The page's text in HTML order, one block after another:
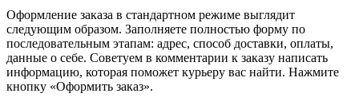
Оформление заказа в стандартном режиме выглядит
следующим образом. Заполняете полностью форму по
последовательным этапам: адрес, способ доставки, оплаты,
данные о себе. Советуем в комментарии к заказу написать
информацию, которая поможет курьеру вас найти. Нажмите
кнопку «Оформить заказ».